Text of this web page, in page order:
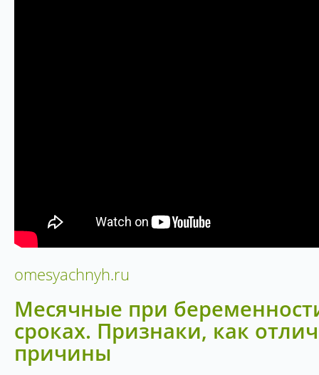
omesyachnyh.ru
Месячные при
сроках. Признаки, как
причины